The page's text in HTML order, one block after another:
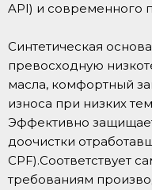
API) и современного
Синтетическая
превосходную
масла, комфортный
износа при низких
Эффективно
доочистки
CPF).Соответствует
требованиям